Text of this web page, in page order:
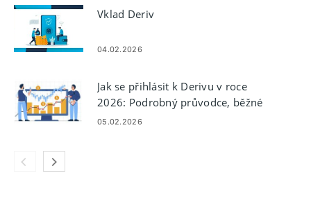
Vklad Deriv
04.02.2026
Jak se přihlásit k Derivu v roce
2026: Podrobný průvodce, běžné
problémy s přihlášením a řešení
05.02.2026